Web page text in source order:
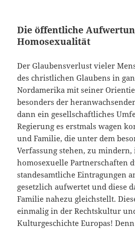
Die öffentliche
Homosexualität
Der Glaubensverlust vieler
des christlichen Glaubens in
Nordamerika mit seiner
besonders der
dann ein gesellschaftliches
Regierung es erstmals wagen
und Familie, die unter dem
Verfassung stehen, zu
homosexuelle Partnerschaften
standesamtliche Eintragungen
gesetzlich aufwertet und diese
Familie nahezu gleichstellt.
einmalig in der Rechtskultur
Kulturgeschichte Europas!